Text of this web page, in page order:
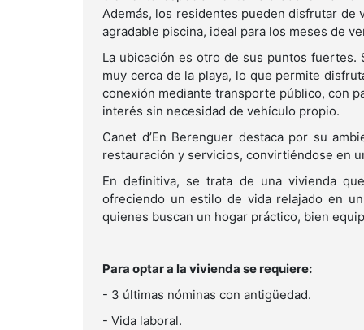
Además, los residentes pueden disfrutar
agradable piscina, ideal para los meses de
La ubicación es otro de sus puntos
muy cerca de la playa, lo que permite
conexión mediante transporte público, con
interés sin necesidad de vehículo propio.
Canet d’En Berenguer destaca por su
restauración y servicios, convirtiéndose en
En definitiva, se trata de una vivienda
ofreciendo un estilo de vida relajado en
quienes buscan un hogar práctico, bien
Para optar a la vivienda se requiere:
- 3 últimas nóminas con antigüedad.
- Vida laboral.